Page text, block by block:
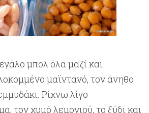
μπολ όλα μαζί και
μαϊντανό, τον άνηθο
Ρίχνω λίγο
τον χυμό λεμονιού, το ξύδι και